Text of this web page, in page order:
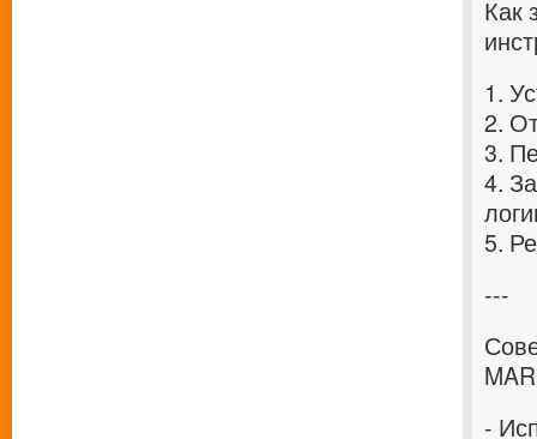
Как
1.
2.
3.
4.
5.
---
-